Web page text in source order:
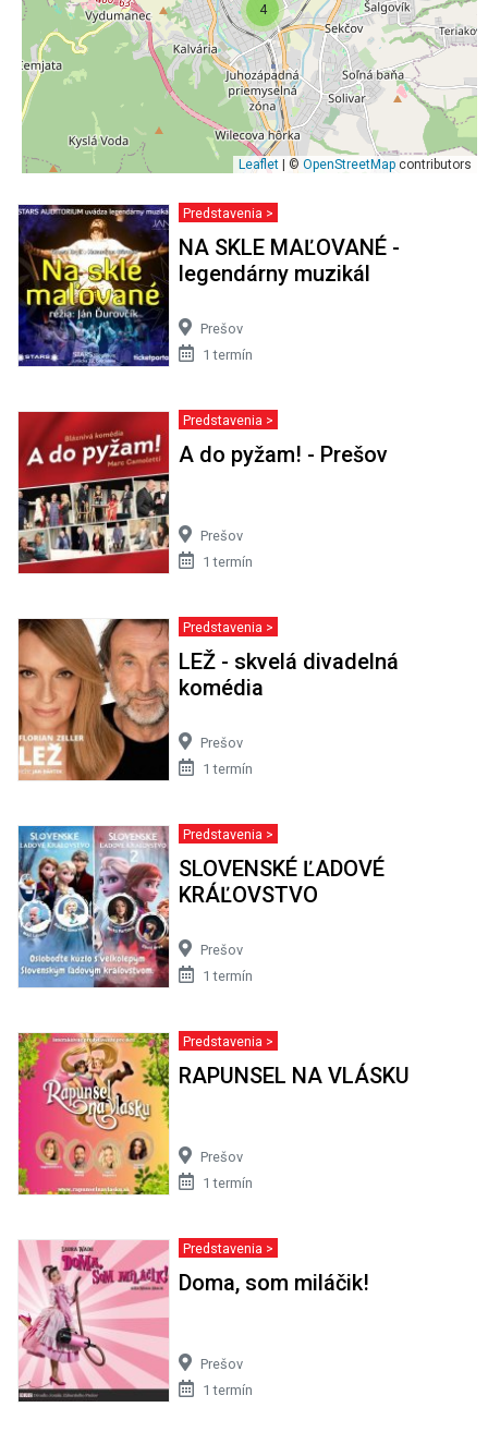
4
Leaflet | © OpenStreetMap contributors
Predstavenia >
NA SKLE MAĽOVANÉ -
legendárny muzikál
Prešov
1 termín
Predstavenia >
A do pyžam! - Prešov
Prešov
1 termín
Predstavenia >
LEŽ - skvelá divadelná
komédia
Prešov
1 termín
Predstavenia >
SLOVENSKÉ ĽADOVÉ
KRÁĽOVSTVO
Prešov
1 termín
Predstavenia >
RAPUNSEL NA VLÁSKU
Prešov
1 termín
Predstavenia >
Doma, som miláčik!
Prešov
1 termín